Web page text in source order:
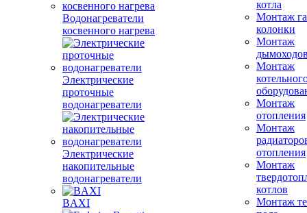
Водонагреватели
косвенного нагрева
Электрические
проточные
водонагреватели
Электрические
накопительные
водонагреватели
BAXI
котла
Монтаж
колонки
Монтаж
Монтаж
Монтаж
отопления
Монтаж
отопления
Монтаж
котлов
Монтаж